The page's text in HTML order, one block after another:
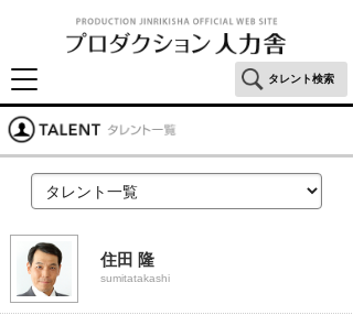
タレント検索
住田 隆
sumitatakashi